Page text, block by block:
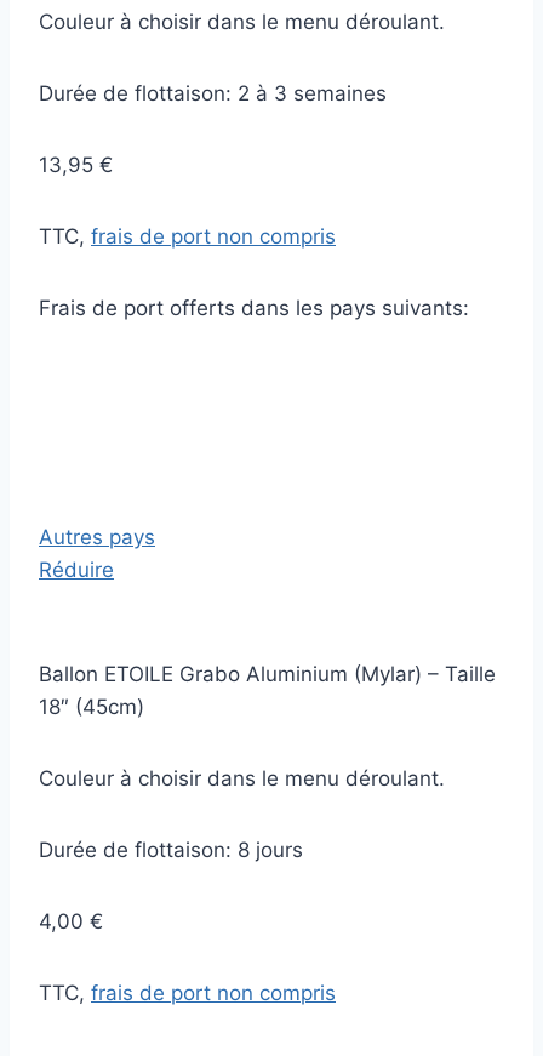
Couleur à choisir dans le menu déroulant.
Durée de flottaison: 2 à 3 semaines
13,95 €
TTC, frais de port non compris
Frais de port offerts dans les pays suivants:
Autres pays
Réduire
Ballon ETOILE Grabo Aluminium (Mylar) – Taille
18″ (45cm)
Couleur à choisir dans le menu déroulant.
Durée de flottaison: 8 jours
4,00 €
TTC, frais de port non compris